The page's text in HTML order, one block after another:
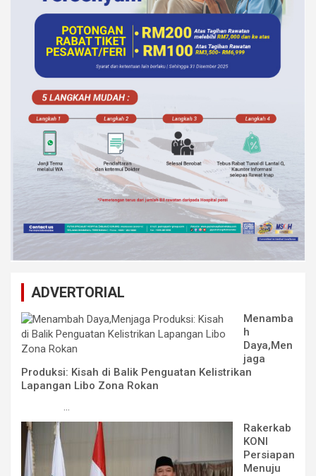
ADVERTORIAL
Menamba
h
Daya,Men
jaga
Produksi: Kisah di Balik Penguatan Kelistrikan
Lapangan Libo Zona Rokan
...
Rakerkab
KONI
Persiapan
Menuju